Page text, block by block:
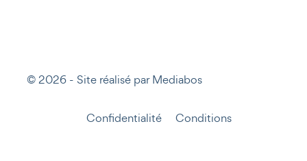
© 2026 - Site réalisé par Mediabos
Confidentialité Conditions